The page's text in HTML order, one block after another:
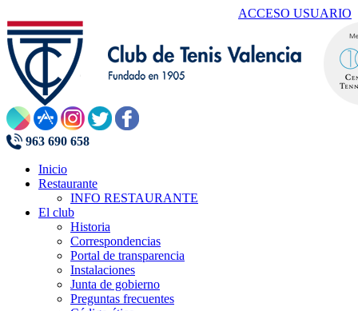
ACCESO USUARIO
963 690 658
Inicio
Restaurante
INFO RESTAURANTE
El club
Historia
Correspondencias
Portal de transparencia
Instalaciones
Junta de gobierno
Preguntas frecuentes